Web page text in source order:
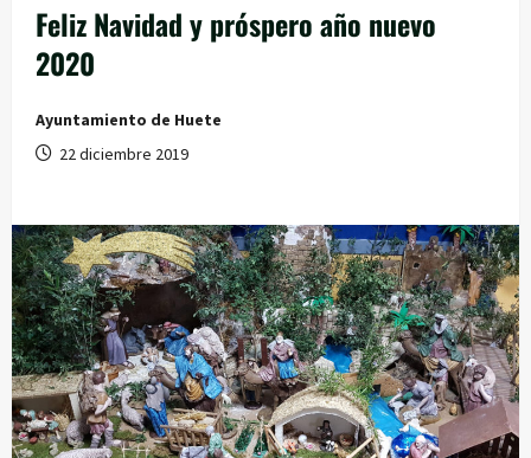
Feliz Navidad y próspero año nuevo
2020
Ayuntamiento de Huete
22 diciembre 2019